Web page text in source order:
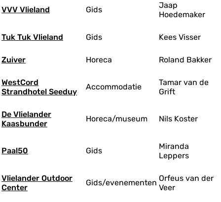
VVV Vlieland Gids
Jaap
Hoedemaker
Tuk Tuk Vlieland Gids Kees Visser
Zuiver Horeca Roland Bakker
WestCord
Strandhotel Seeduy
Accommodatie
Tamar van de
Grift
De Vlielander
Kaasbunder
Horeca/museum Nils Koster
Paal50 Gids
Miranda
Leppers
Vlielander Outdoor
Center
Gids/evenementen Orfeus van der
Veer